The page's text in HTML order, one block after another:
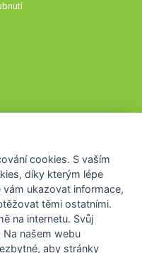
cookies. S vaším
díky kterým lépe
vám ukazovat informace,
těmi ostatními.
na internetu. Svůj
našem webu
, aby stránky